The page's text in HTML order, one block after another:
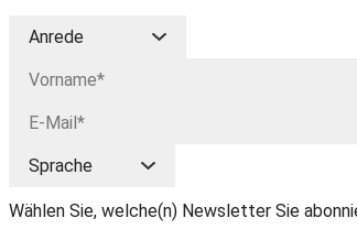
Wählen Sie, welche(n) Newsletter Sie